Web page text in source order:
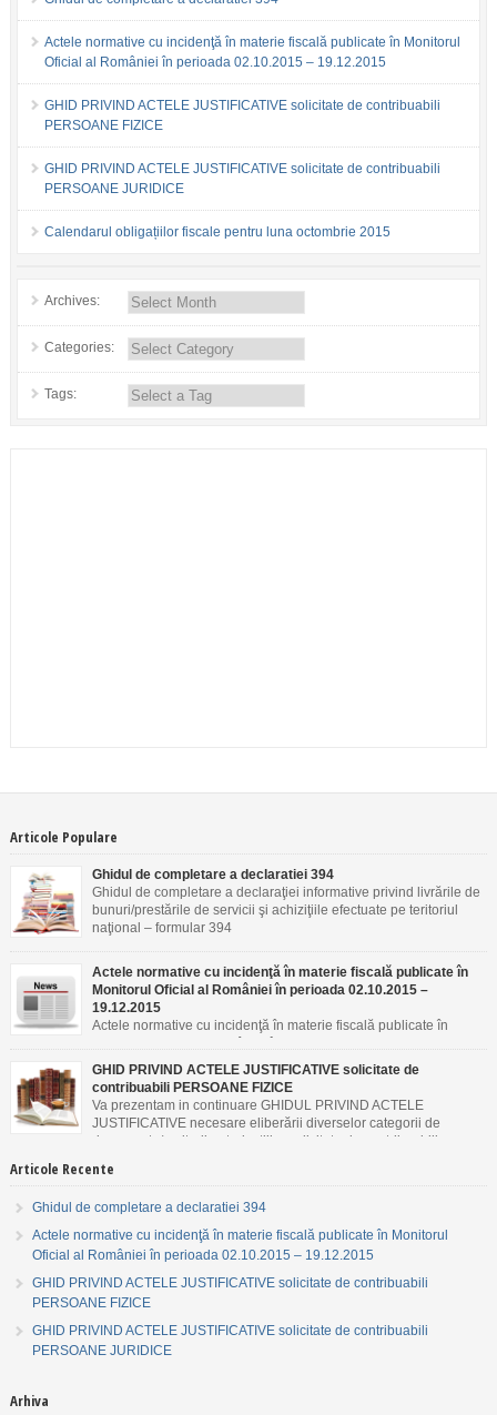
Actele normative cu incidenţă în materie fiscală publicate în Monitorul
Oficial al României în perioada 02.10.2015 – 19.12.2015
GHID PRIVIND ACTELE JUSTIFICATIVE solicitate de contribuabili
PERSOANE FIZICE
GHID PRIVIND ACTELE JUSTIFICATIVE solicitate de contribuabili
PERSOANE JURIDICE
Calendarul obligațiilor fiscale pentru luna octombrie 2015
Archives:
Categories:
Tags:
Articole Populare
Ghidul de completare a declaratiei 394
Ghidul de completare a declaraţiei informative privind livrările de
bunuri/prestările de servicii şi achiziţiile efectuate pe teritoriul
naţional – formular 394
Actele normative cu incidenţă în materie fiscală publicate în
Monitorul Oficial al României în perioada 02.10.2015 –
19.12.2015
Actele normative cu incidenţă în materie fiscală publicate în
GHID PRIVIND ACTELE JUSTIFICATIVE solicitate de
contribuabili PERSOANE FIZICE
Va prezentam in continuare GHIDUL PRIVIND ACTELE
JUSTIFICATIVE necesare eliberării diverselor categorii de
documente/emiterii autorizaţiilor solicitate de contribuabili
Articole Recente
Ghidul de completare a declaratiei 394
Actele normative cu incidenţă în materie fiscală publicate în Monitorul
Oficial al României în perioada 02.10.2015 – 19.12.2015
GHID PRIVIND ACTELE JUSTIFICATIVE solicitate de contribuabili
PERSOANE FIZICE
GHID PRIVIND ACTELE JUSTIFICATIVE solicitate de contribuabili
PERSOANE JURIDICE
Arhiva